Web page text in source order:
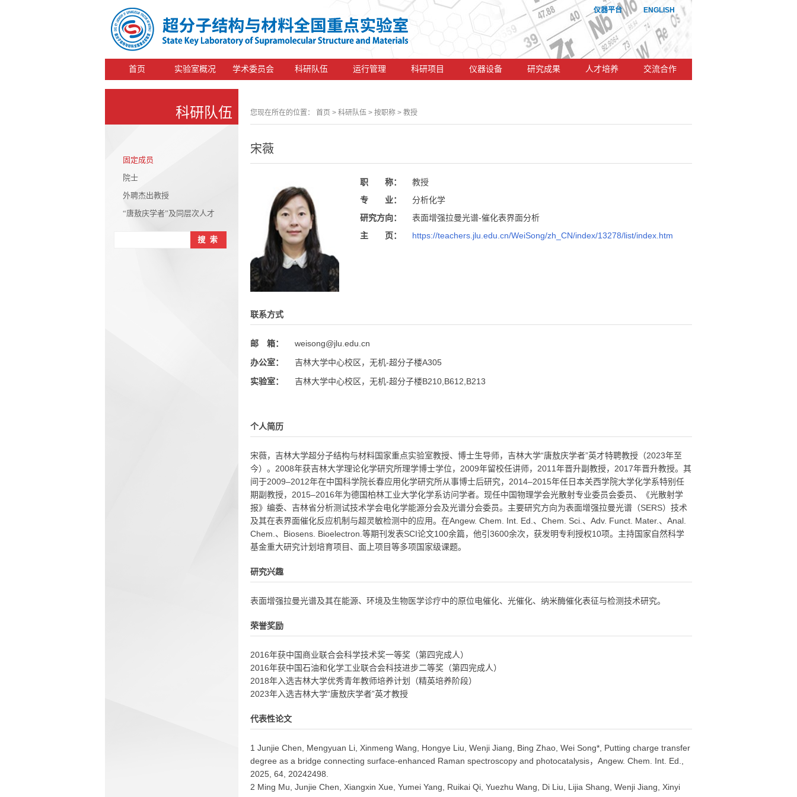
ENGLISH
仪器平台
首页 实验室概况 学术委员会 科研队伍 运行管理 科研项目 仪器设备 研究成果 人才培养 交流合作
科研队伍 您现在所在的位置： 首页 > 科研队伍 > 按职称 > 教授
固定成员
院士
外聘杰出教授
“唐敖庆学者”及同层次人才
宋薇
职 称：
教授
专 业：
分析化学
研究方向：
表面增强拉曼光谱-催化表界面分析
主 页：
https://teachers.jlu.edu.cn/WeiSong/zh_CN/index/13278/list/index.htm
联系方式
邮 箱：
weisong@jlu.edu.cn
办公室：
吉林大学中心校区，无机-超分子楼A305
实验室：
吉林大学中心校区，无机-超分子楼B210,B612,B213
个人简历
宋薇，吉林大学超分子结构与材料国家重点实验室教授、博士生导师，吉林大学“唐敖庆学者”英才特聘教授（2023年至
今）。2008年获吉林大学理论化学研究所理学博士学位，2009年留校任讲师，2011年晋升副教授，2017年晋升教授。其
间于2009–2012年在中国科学院长春应用化学研究所从事博士后研究，2014–2015年任日本关西学院大学化学系特别任
期副教授，2015–2016年为德国柏林工业大学化学系访问学者。现任中国物理学会光散射专业委员会委员、《光散射学
报》编委、吉林省分析测试技术学会电化学能源分会及光谱分会委员。主要研究方向为表面增强拉曼光谱（SERS）技术
及其在表界面催化反应机制与超灵敏检测中的应用。在Angew. Chem. Int. Ed.、Chem. Sci.、Adv. Funct. Mater.、Anal.
Chem.、Biosens. Bioelectron.等期刊发表SCI论文100余篇，他引3600余次，获发明专利授权10项。主持国家自然科学
基金重大研究计划培育项目、面上项目等多项国家级课题。
研究兴趣
表面增强拉曼光谱及其在能源、环境及生物医学诊疗中的原位电催化、光催化、纳米酶催化表征与检测技术研究。
荣誉奖励
2016年获中国商业联合会科学技术奖一等奖（第四完成人）
2016年获中国石油和化学工业联合会科技进步二等奖（第四完成人）
2018年入选吉林大学优秀青年教师培养计划（精英培养阶段）
2023年入选吉林大学“唐敖庆学者”英才教授
代表性论文
1 Junjie Chen, Mengyuan Li, Xinmeng Wang, Hongye Liu, Wenji Jiang, Bing Zhao, Wei Song*, Putting charge transfer
degree as a bridge connecting surface-enhanced Raman spectroscopy and photocatalysis，Angew. Chem. Int. Ed.,
2025, 64, 20242498.
2 Ming Mu, Junjie Chen, Xiangxin Xue, Yumei Yang, Ruikai Qi, Yuezhu Wang, Di Liu, Lijia Shang, Wenji Jiang, Xinyi